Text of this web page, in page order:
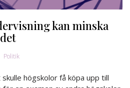
kan minska
Politik
högskolor få köpa upp till